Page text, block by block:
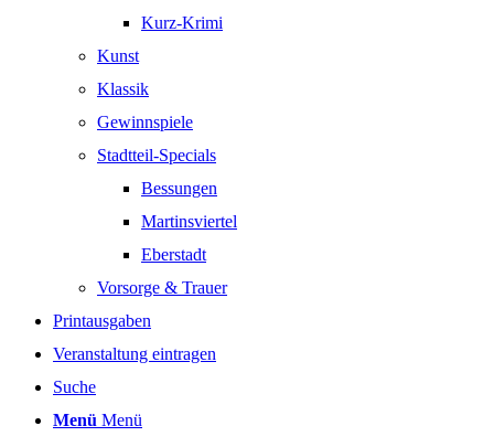
Kurz-Krimi
Kunst
Klassik
Gewinnspiele
Stadtteil-Specials
Bessungen
Martinsviertel
Eberstadt
Vorsorge & Trauer
Printausgaben
Veranstaltung eintragen
Suche
Menü Menü